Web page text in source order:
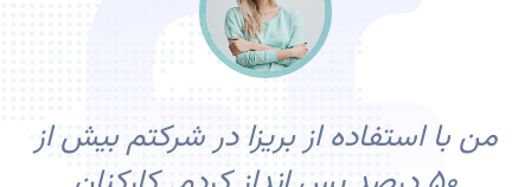
من با استفاده از بریزا در شرکتم بیش از